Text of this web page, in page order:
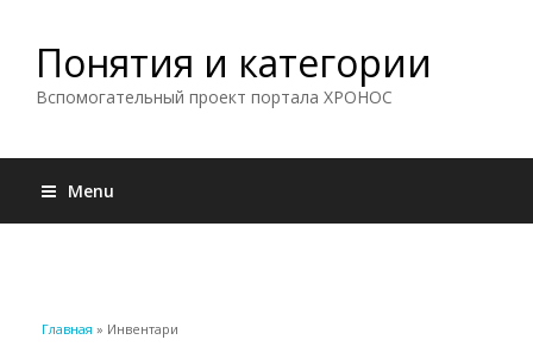
Понятия и категории
Вспомогательный проект портала ХРОНОС
Menu
Вы здесь
Главная » Инвентари